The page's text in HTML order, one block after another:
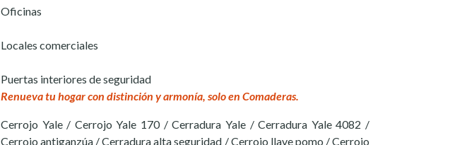
Oficinas
Locales comerciales
Puertas interiores de seguridad
Renueva tu hogar con distinción y armonía, solo en Comaderas.
Cerrojo Yale / Cerrojo Yale 170 / Cerradura Yale / Cerradura Yale 4082 /
Cerrojo antiganzúa / Cerradura alta seguridad / Cerrojo llave pomo / Cerrojo